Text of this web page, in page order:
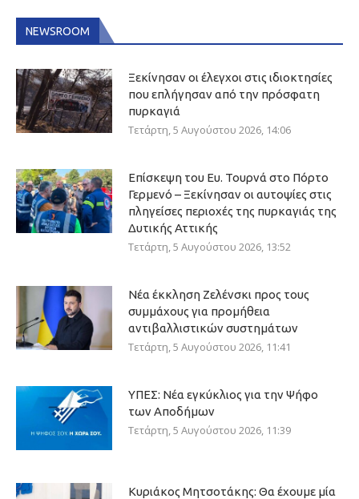
NEWSROOM
Ξεκίνησαν οι έλεγχοι στις ιδιοκτησίες
που επλήγησαν από την πρόσφατη
πυρκαγιά
Τετάρτη, 5 Αυγούστου 2026, 14:06
Επίσκεψη του Ευ. Τουρνά στο Πόρτο
Γερμενό – Ξεκίνησαν οι αυτοψίες στις
πληγείσες περιοχές της πυρκαγιάς της
Δυτικής Αττικής
Τετάρτη, 5 Αυγούστου 2026, 13:52
Νέα έκκληση Ζελένσκι προς τους
συμμάχους για προμήθεια
αντιβαλλιστικών συστημάτων
Τετάρτη, 5 Αυγούστου 2026, 11:41
ΥΠΕΣ: Νέα εγκύκλιος για την Ψήφο
των Αποδήμων
Τετάρτη, 5 Αυγούστου 2026, 11:39
Κυριάκος Μητσοτάκης: Θα έχουμε μία